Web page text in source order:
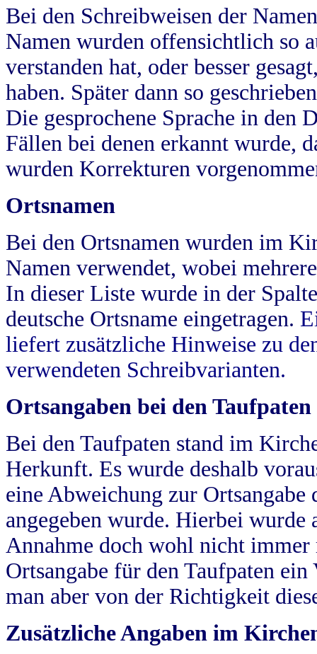
Bei den Schreibweisen der
Namen wurden offensichtlich so
verstanden hat, oder besser
haben. Später dann so
Die gesprochene Sprache in
Fällen bei denen erkannt wurde,
wurden Korrekturen
Ortsnamen
Bei den Ortsnamen wurden im
Namen verwendet, wobei
In dieser Liste wurde in der
deutsche Ortsname eingetragen.
liefert zusätzliche Hinweise zu
verwendeten Schreibvarianten.
Ortsangaben bei den Taufpaten
Bei den Taufpaten stand im
Herkunft. Es wurde deshalb
eine Abweichung zur
angegeben wurde. Hierbei wurde
Annahme doch wohl nicht
Ortsangabe für den Taufpaten
man aber von der Richtigkeit
Zusätzliche Angaben im